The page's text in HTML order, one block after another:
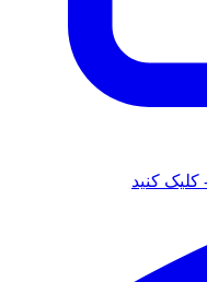
کنید